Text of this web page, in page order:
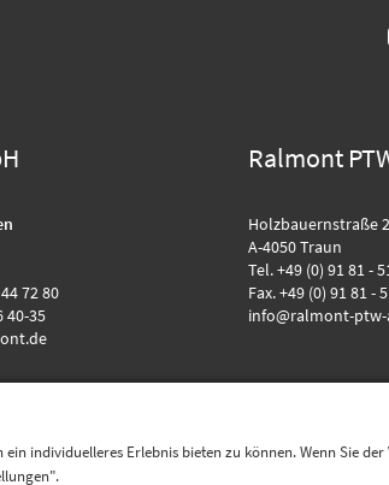
72 80
40-35
Ralmont
Holzbauernstraße
A-4050 Traun
Tel. +49 (0) 91 81 -
Fax. +49 (0) 91 81 -
info@ralmont-
individuelleres Erlebnis bieten zu können. Wenn Sie